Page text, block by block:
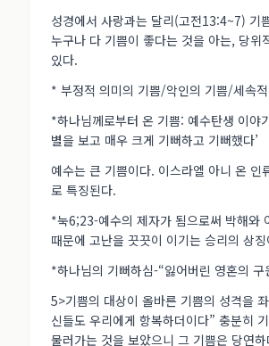
성경에서 사랑과는 달리(고전13:4~7) 기
누구나 다 기쁨이 좋다는 것을 아는, 당
있다.
* 부정적 의미의 기쁨/악인의 기쁨/세
*하나님께로부터 온 기쁨: 예수탄생 이야
별을 보고 매우 크게 기뻐하고 기뻐했다’
예수는 큰 기쁨이다. 이스라엘 아니 온
로 특징된다.
*눅6;23-예수의 제자가 됨으로써 박해와
때문에 고난을 끗끗이 이기는 승리의 상
*하나님의 기뻐하심-“잃어버린 영혼의
5>기쁨의 대상이 올바른 기쁨의 성격을
신들도 우리에게 항복하더이다” 충분히
물러가는 것을 보았으니 그 기쁨은 당연